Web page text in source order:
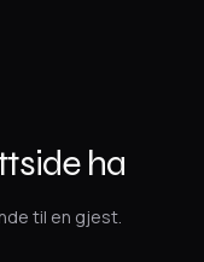
ha
til en gjest.